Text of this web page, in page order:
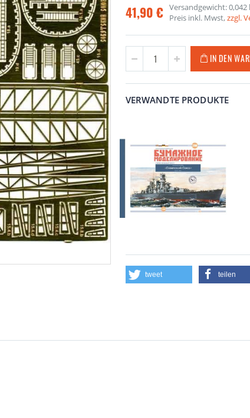
41,90 € Versandgewicht: 0,042
Preis inkl. Mwst,zzgl.
IN DEN
VERWANDTE PRODUKTE
tweet teilen